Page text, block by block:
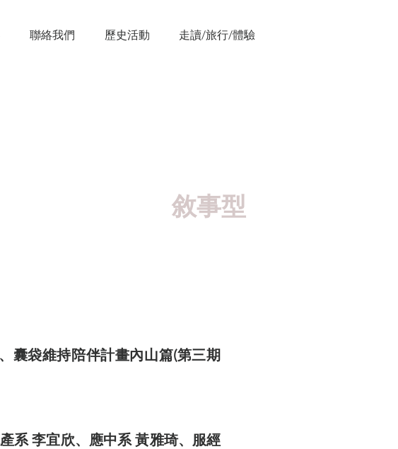
聯絡我們 歷史活動 走讀/旅行/體驗
敘事型
囊袋維持陪伴計畫內山篇(第三期
系 李宜欣、應中系 黃雅琦、服經